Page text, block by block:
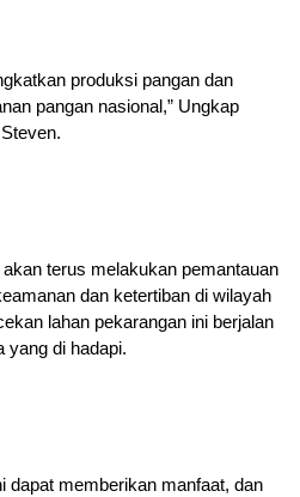
produksi pangan dan
pangan nasional,” Ungkap
terus melakukan pemantauan
dan ketertiban di wilayah
lahan pekarangan ini berjalan
yang di hadapi.
dapat memberikan manfaat, dan